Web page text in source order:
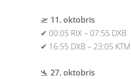
🛫 11. oktobris
✔ 00:05 RIX – 07:55 DXB
✔ 16:55 DXB – 23:05 KTM
🛬 27. oktobris